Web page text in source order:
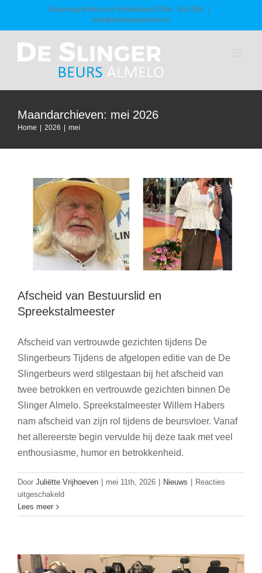
Maandag telefonisch bereikbaar! 0546 - 814 850
info@deslingeralmelo.nl
Maandarchieven: mei 2026
Home 2026 mei
Afscheid van Bestuurslid en
Spreekstalmeester
Afscheid van Bestuurslid en
Spreekstalmeester
Afscheid van vertrouwde gezichten tijdens De
Slingerbeurs Tijdens de afgelopen editie van de De
Slingerbeurs werd stilgestaan bij het afscheid van
twee betrokken en vertrouwde gezichten binnen De
Slinger Almelo. Spreekstalmeester Willem Habers
nam afscheid van zijn rol tijdens de beursvloer. Vanaf
het allereerste begin vervulde hij deze taak met veel
enthousiasme, humor en betrokkenheid.
Door Juliëtte Vrijhoeven mei 11th, 2026 Nieuws
Reacties
uitgeschakeldvoor
van
Spreekstalmeester
Lees meerMooie match tussen Stichting Jirah en